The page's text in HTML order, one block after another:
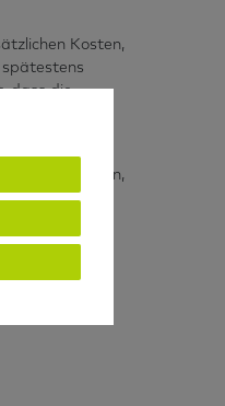
Kosten,
dass die
haben, es sei
haben,
der
in jedem Fall
Byrd-